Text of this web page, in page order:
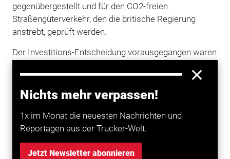
Nichts mehr verpassen!
1x im Monat die neuesten Nachrichten und
Reportagen aus der Trucker-Welt.
Jetzt Newsletter abonnieren
gegenübergestellt und für den CO2-freien
Straßengüterverkehr, den die britische Regierung
anstrebt, geprüft werden.
Der Investitions-Entscheidung vorausgegangen waren
Versuchsprogramm für emissionsfreien
Güterverkehr. Bis 2040 will die britische Regierung den
Verkauf von Verbrennern komplett einstellen. (jl/ste)